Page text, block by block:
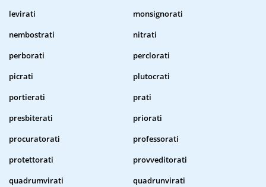
levirati
monsignorati
nembostrati
nitrati
perborati
perclorati
picrati
plutocrati
portierati
prati
presbiterati
priorati
procuratorati
professorati
protettorati
provveditorati
quadrumvirati
quadrunvirati